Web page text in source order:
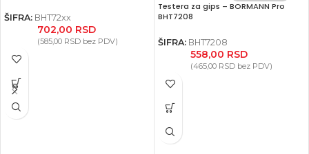
ŠIFRA: BHT72xx
702,00 RSD
(585,00 RSDbez PDV)
Testera za gips – BORMANN Pro
BHT7208
ŠIFRA: BHT7208
558,00 RSD
(465,00 RSDbez PDV)